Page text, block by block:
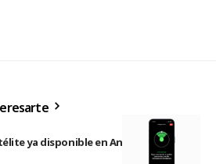
ya disponible en Andorra e